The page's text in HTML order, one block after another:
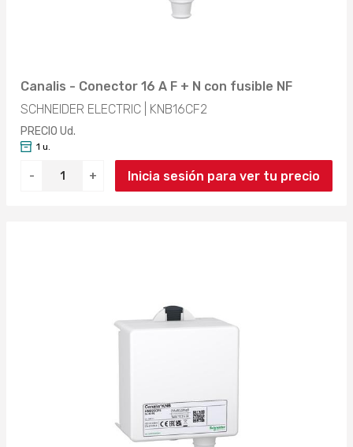
Canalis - Conector 16 A F + N con fusible NF
SCHNEIDER ELECTRIC | KNB16CF2
PRECIO Ud.
- +
1 u.
Inicia sesión para ver tu precio